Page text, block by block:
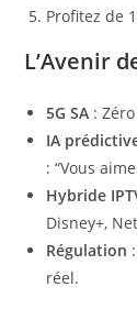
Profitez de
L’Avenir
5G SA :
IA
: “Vous
Hybride
Disney+,
Régulation
réel.